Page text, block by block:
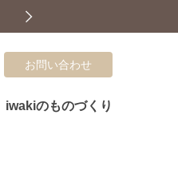
お問い合わせ
iwakiのものづくり